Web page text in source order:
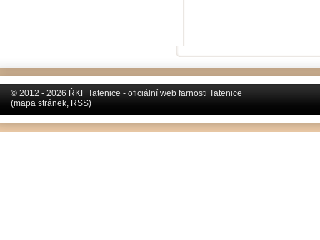
© 2012 - 2026 ŘKF Tatenice - oficiální web farnosti Tatenice
(mapa stránek, RSS)